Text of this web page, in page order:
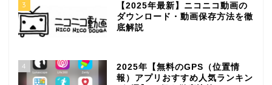
3
【2025年最新】ニコニコ動画の
ダウンロード・動画保存方法を徹
底解説
4
2025年【無料のGPS（位置情
報）アプリおすすめ人気ランキン